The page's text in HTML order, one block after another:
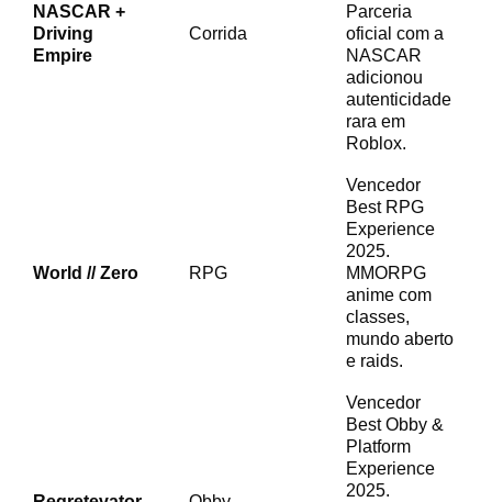
NASCAR +
Driving
Empire
Corrida
Parceria
oficial com a
NASCAR
adicionou
autenticidade
rara em
Roblox.
World // Zero RPG
Vencedor
Best RPG
Experience
2025.
MMORPG
anime com
classes,
mundo aberto
e raids.
Vencedor
Best Obby &
Platform
Experience
2025.